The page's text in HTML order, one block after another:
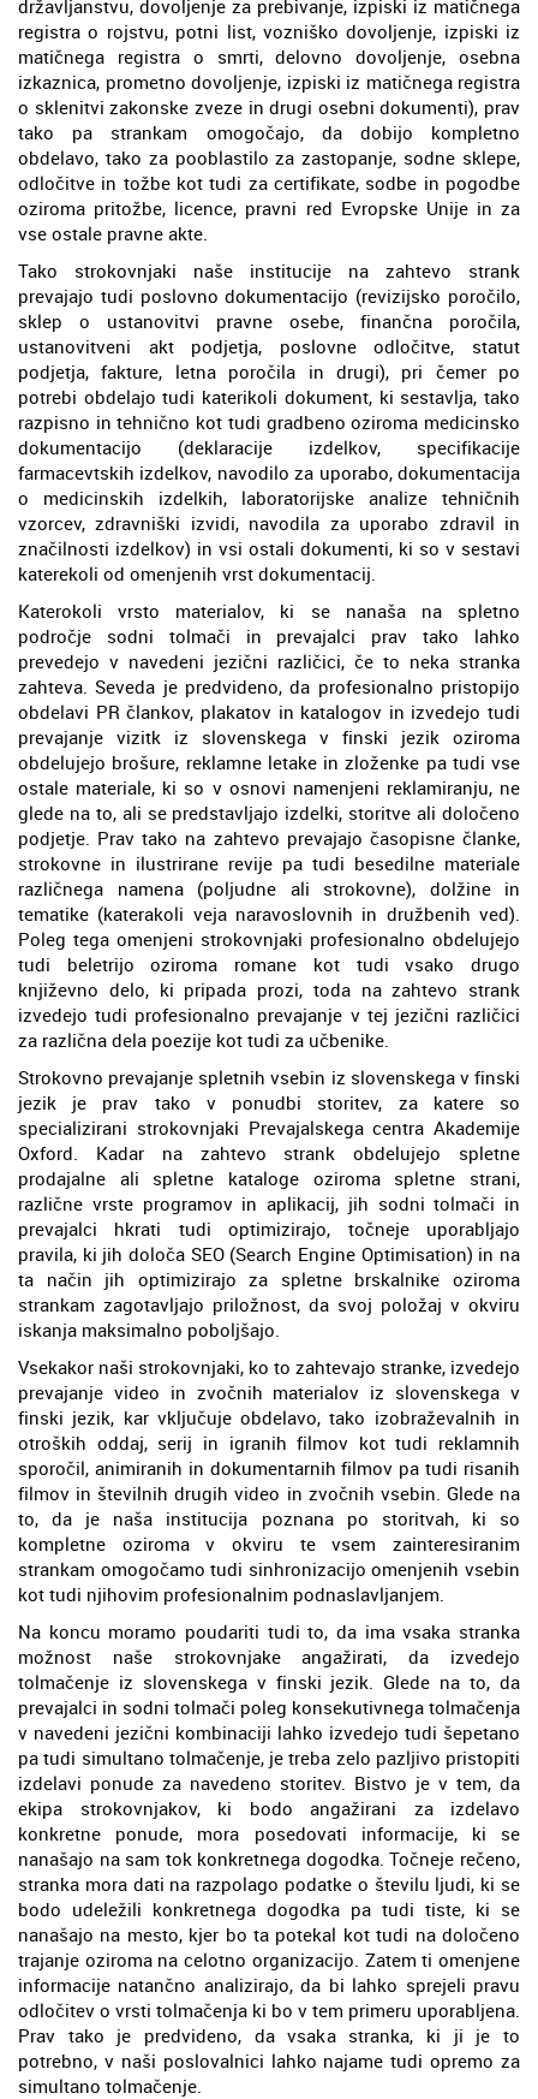
državljanstvu, dovoljenje za prebivanje, izpiski iz matičnega
registra o rojstvu, potni list, vozniško dovoljenje, izpiski iz
matičnega registra o smrti, delovno dovoljenje, osebna
izkaznica, prometno dovoljenje, izpiski iz matičnega registra
o sklenitvi zakonske zveze in drugi osebni dokumenti), prav
tako pa strankam omogočajo, da dobijo kompletno
obdelavo, tako za pooblastilo za zastopanje, sodne sklepe,
odločitve in tožbe kot tudi za certifikate, sodbe in pogodbe
oziroma pritožbe, licence, pravni red Evropske Unije in za
vse ostale pravne akte.
Tako strokovnjaki naše institucije na zahtevo strank
prevajajo tudi poslovno dokumentacijo (revizijsko poročilo,
sklep o ustanovitvi pravne osebe, finančna poročila,
ustanovitveni akt podjetja, poslovne odločitve, statut
podjetja, fakture, letna poročila in drugi), pri čemer po
potrebi obdelajo tudi katerikoli dokument, ki sestavlja, tako
razpisno in tehnično kot tudi gradbeno oziroma medicinsko
dokumentacijo (deklaracije izdelkov, specifikacije
farmacevtskih izdelkov, navodilo za uporabo, dokumentacija
o medicinskih izdelkih, laboratorijske analize tehničnih
vzorcev, zdravniški izvidi, navodila za uporabo zdravil in
značilnosti izdelkov) in vsi ostali dokumenti, ki so v sestavi
katerekoli od omenjenih vrst dokumentacij.
Katerokoli vrsto materialov, ki se nanaša na spletno
področje sodni tolmači in prevajalci prav tako lahko
prevedejo v navedeni jezični različici, če to neka stranka
zahteva. Seveda je predvideno, da profesionalno pristopijo
obdelavi PR člankov, plakatov in katalogov in izvedejo tudi
prevajanje vizitk iz slovenskega v finski jezik oziroma
obdelujejo brošure, reklamne letake in zloženke pa tudi vse
ostale materiale, ki so v osnovi namenjeni reklamiranju, ne
glede na to, ali se predstavljajo izdelki, storitve ali določeno
podjetje. Prav tako na zahtevo prevajajo časopisne članke,
strokovne in ilustrirane revije pa tudi besedilne materiale
različnega namena (poljudne ali strokovne), dolžine in
tematike (katerakoli veja naravoslovnih in družbenih ved).
Poleg tega omenjeni strokovnjaki profesionalno obdelujejo
tudi beletrijo oziroma romane kot tudi vsako drugo
književno delo, ki pripada prozi, toda na zahtevo strank
izvedejo tudi profesionalno prevajanje v tej jezični različici
za različna dela poezije kot tudi za učbenike.
Strokovno prevajanje spletnih vsebin iz slovenskega v finski
jezik je prav tako v ponudbi storitev, za katere so
specializirani strokovnjaki Prevajalskega centra Akademije
Oxford. Kadar na zahtevo strank obdelujejo spletne
prodajalne ali spletne kataloge oziroma spletne strani,
različne vrste programov in aplikacij, jih sodni tolmači in
prevajalci hkrati tudi optimizirajo, točneje uporabljajo
pravila, ki jih določa SEO (Search Engine Optimisation) in na
ta način jih optimizirajo za spletne brskalnike oziroma
strankam zagotavljajo priložnost, da svoj položaj v okviru
iskanja maksimalno poboljšajo.
Vsekakor naši strokovnjaki, ko to zahtevajo stranke, izvedejo
prevajanje video in zvočnih materialov iz slovenskega v
finski jezik, kar vključuje obdelavo, tako izobraževalnih in
otroških oddaj, serij in igranih filmov kot tudi reklamnih
sporočil, animiranih in dokumentarnih filmov pa tudi risanih
filmov in številnih drugih video in zvočnih vsebin. Glede na
to, da je naša institucija poznana po storitvah, ki so
kompletne oziroma v okviru te vsem zainteresiranim
strankam omogočamo tudi sinhronizacijo omenjenih vsebin
kot tudi njihovim profesionalnim podnaslavljanjem.
Na koncu moramo poudariti tudi to, da ima vsaka stranka
možnost naše strokovnjake angažirati, da izvedejo
tolmačenje iz slovenskega v finski jezik. Glede na to, da
prevajalci in sodni tolmači poleg konsekutivnega tolmačenja
v navedeni jezični kombinaciji lahko izvedejo tudi šepetano
pa tudi simultano tolmačenje, je treba zelo pazljivo pristopiti
izdelavi ponude za navedeno storitev. Bistvo je v tem, da
ekipa strokovnjakov, ki bodo angažirani za izdelavo
konkretne ponude, mora posedovati informacije, ki se
nanašajo na sam tok konkretnega dogodka. Točneje rečeno,
stranka mora dati na razpolago podatke o številu ljudi, ki se
bodo udeležili konkretnega dogodka pa tudi tiste, ki se
nanašajo na mesto, kjer bo ta potekal kot tudi na določeno
trajanje oziroma na celotno organizacijo. Zatem ti omenjene
informacije natančno analizirajo, da bi lahko sprejeli pravu
odločitev o vrsti tolmačenja ki bo v tem primeru uporabljena.
Prav tako je predvideno, da vsaka stranka, ki ji je to
potrebno, v naši poslovalnici lahko najame tudi opremo za
simultano tolmačenje.